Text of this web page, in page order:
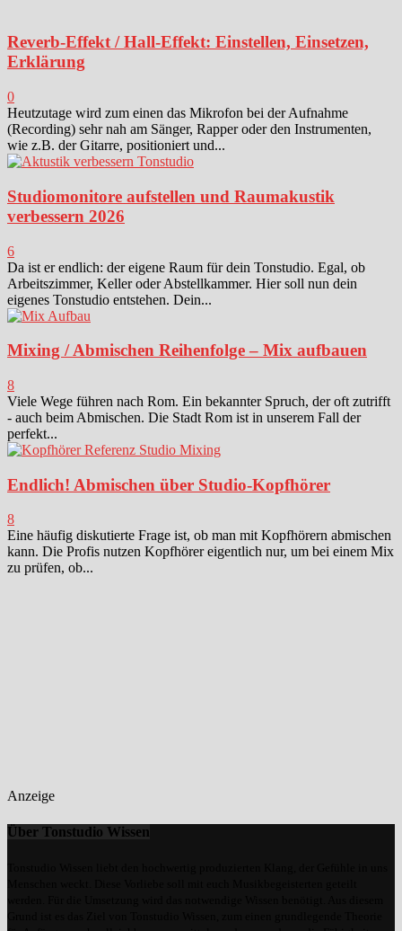
Reverb-Effekt / Hall-Effekt: Einstellen, Einsetzen,
Erklärung
0
Heutzutage wird zum einen das Mikrofon bei der Aufnahme
(Recording) sehr nah am Sänger, Rapper oder den Instrumenten,
wie z.B. der Gitarre, positioniert und...
Studiomonitore aufstellen und Raumakustik
verbessern 2026
6
Da ist er endlich: der eigene Raum für dein Tonstudio. Egal, ob
Arbeitszimmer, Keller oder Abstellkammer. Hier soll nun dein
eigenes Tonstudio entstehen. Dein...
Mixing / Abmischen Reihenfolge – Mix aufbauen
8
Viele Wege führen nach Rom. Ein bekannter Spruch, der oft zutrifft
- auch beim Abmischen. Die Stadt Rom ist in unserem Fall der
perfekt...
Endlich! Abmischen über Studio-Kopfhörer
8
Eine häufig diskutierte Frage ist, ob man mit Kopfhörern abmischen
kann. Die Profis nutzen Kopfhörer eigentlich nur, um bei einem Mix
zu prüfen, ob...
Anzeige
Über Tonstudio Wissen